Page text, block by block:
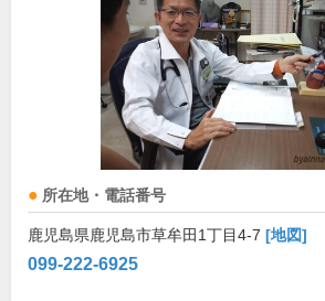
所在地・電話番号
鹿児島県鹿児島市草牟田1丁目4-7 [地図]
099-222-6925